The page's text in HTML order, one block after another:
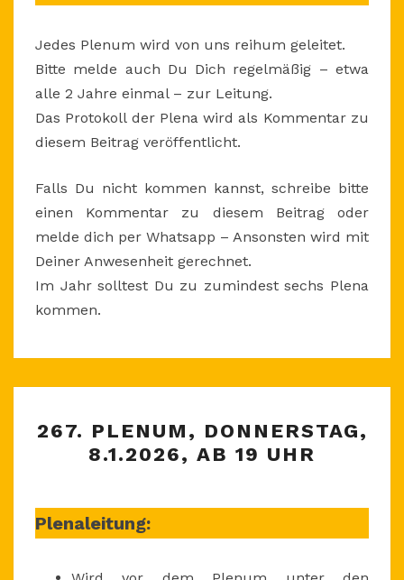
Jedes Plenum wird von uns reihum geleitet.
Bitte melde auch Du Dich regelmäßig – etwa
alle 2 Jahre einmal – zur Leitung.
Das Protokoll der Plena wird als Kommentar zu
diesem Beitrag veröffentlicht.
Falls Du nicht kommen kannst, schreibe bitte
einen Kommentar zu diesem Beitrag oder
melde dich per Whatsapp – Ansonsten wird mit
Deiner Anwesenheit gerechnet.
Im Jahr solltest Du zu zumindest sechs Plena
kommen.
PLENUM,
DONNERSTAG,
AB
19
267. PLENUM, DONNERSTAG,
8.1.2026, AB 19 UHR
Plenaleitung: